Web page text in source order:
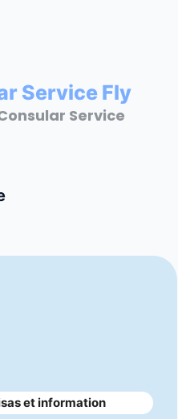
Service Fly
Service
et information